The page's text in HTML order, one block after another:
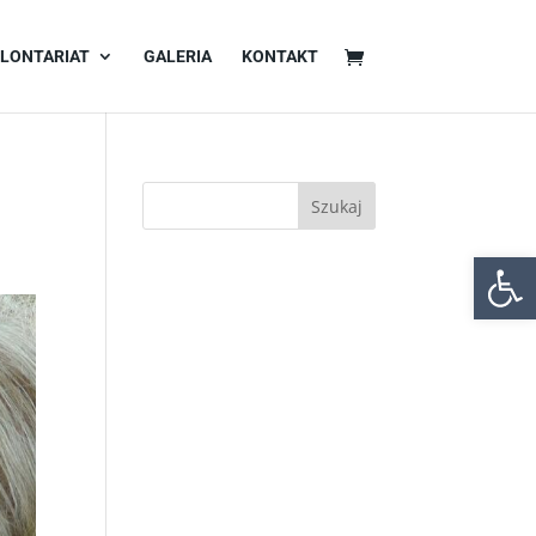
GALERIA KONTAKT